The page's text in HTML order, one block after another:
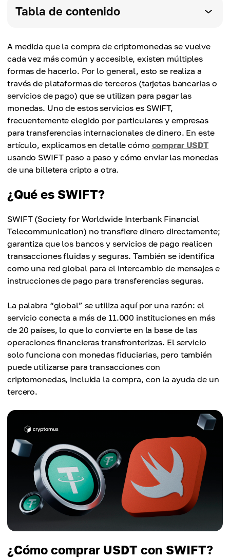
Tabla de contenido
A medida que la compra de criptomonedas se vuelve
cada vez más común y accesible, existen múltiples
formas de hacerlo. Por lo general, esto se realiza a
través de plataformas de terceros (tarjetas bancarias o
servicios de pago) que se utilizan para pagar las
monedas. Uno de estos servicios es SWIFT,
frecuentemente elegido por particulares y empresas
para transferencias internacionales de dinero. En este
artículo, explicamos en detalle cómo comprar USDT
usando SWIFT paso a paso y cómo enviar las monedas
de una billetera cripto a otra.
¿Qué es SWIFT?
SWIFT (Society for Worldwide Interbank Financial
Telecommunication) no transfiere dinero directamente;
garantiza que los bancos y servicios de pago realicen
transacciones fluidas y seguras. También se identifica
como una red global para el intercambio de mensajes e
instrucciones de pago para transferencias seguras.
La palabra “global” se utiliza aquí por una razón: el
servicio conecta a más de 11.000 instituciones en más
de 20 países, lo que lo convierte en la base de las
operaciones financieras transfronterizas. El servicio
solo funciona con monedas fiduciarias, pero también
puede utilizarse para transacciones con
criptomonedas, incluida la compra, con la ayuda de un
tercero.
¿Cómo comprar USDT con SWIFT?